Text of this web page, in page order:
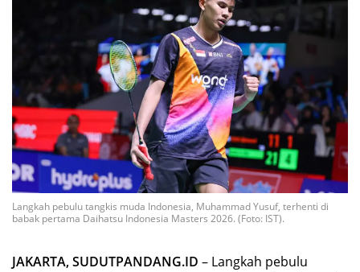
Langkah pebulu tangkis muda Indonesia, Muhammad Yusuf, terhenti di
babak pertama Daihatsu Indonesia Masters 2026. (Foto: IST).
JAKARTA, SUDUTPANDANG.ID – Langkah pebulu